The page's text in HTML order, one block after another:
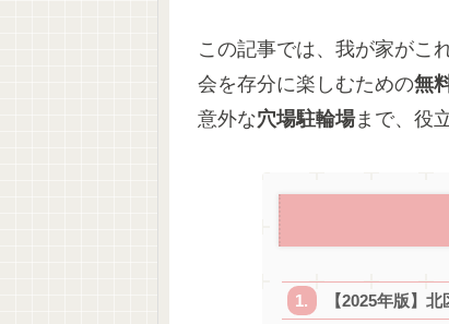
この記事では、我が家がこ
会を存分に楽しむための無
意外な穴場駐輪場まで、役
【2025年版】